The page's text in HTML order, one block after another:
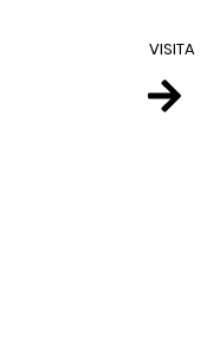
VISITA